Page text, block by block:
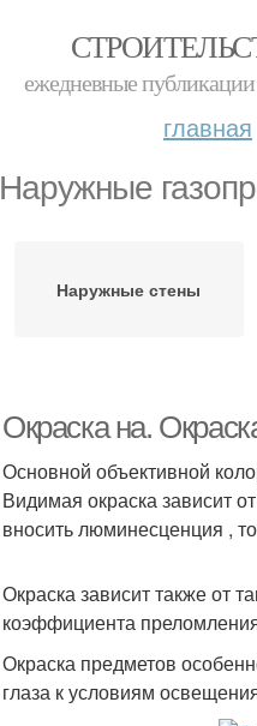
ежедневные
главная
Наружные
Наружные стены
Окраска на.
Основной объективной
Видимая окраска зависит
вносить люминесценция ,
Окраска зависит также от
коэффициента
Окраска предметов
глаза к условиям